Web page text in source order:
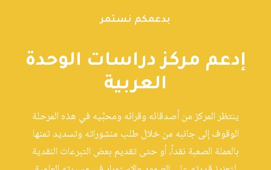
بدعمكم نستمر
إدعم مركز دراسات الوحدة
العربية
ينتظر المركز من أصدقائه وقرائه ومحبِّيه في هذه المرحلة
الوقوف إلى جانبه من خلال طلب منشوراته وتسديد ثمنها
بالعملة الصعبة نقداً، أو حتى تقديم بعض التبرعات النقدية